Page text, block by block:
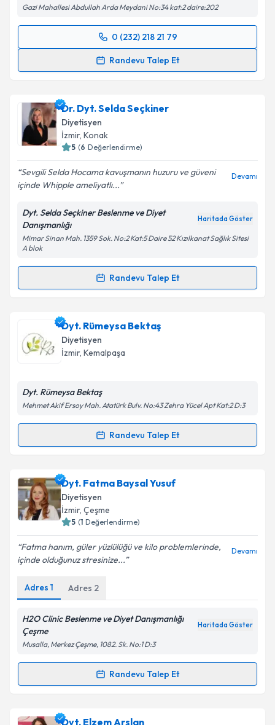
Gazi Mahallesi Abdullah Arda Meydani No:34 kat:2 daire:202
0 (232) 218 21 79
Randevu Talep Et
Randevu Takvimi Talebi
takvim hazırlandığında e-posta ile bilgilendireceğiz.
E-posta Adresiniz
Kişisel verilerimin işlenmesine ilişkin
kapsamda işlenmesini kabul ediyorum.
Dr. Dyt. Selda Seçkiner
Diyetisyen
İzmir, Konak
5 (6 Değerlendirme)
Sevgili Selda Hocama kavuşmanın huzuru ve güveni
içinde Whipple ameliyatlı...
Devamı
Dyt. Selda Seçkiner Beslenme ve Diyet
Danışmanlığı
Haritada Göster
Mimar Sinan Mah. 1359 Sok. No:2 Kat:5 Daire 52 Kızılkanat Sağlık Sitesi
A blok
Randevu Talep Et
Randevu Takvimi Talebi
Dr. Dyt. Selda Seçkineriçin randevu takvimi talebi
oluşturun. Size bu uzmandan randevu almanız için bir
takvim hazırlandığında e-posta ile bilgilendireceğiz.
Kişisel verilerimin işlenmesine ilişkin
Metni'ni okudum ve kişisel verilerimin belirtilen
Takvim Talebini Gönder
Dyt. Rümeysa Bektaş
Diyetisyen
İzmir, Kemalpaşa
Dyt. Rümeysa Bektaş
Mehmet Akif Ersoy Mah. Atatürk Bulv. No:43 Zehra Yücel Apt Kat:2 D:3
Randevu Talep Et
Randevu Takvimi Talebi
Dyt. Rümeysa Bektaşiçin randevu takvimi talebi
oluşturun. Size bu uzmandan randevu almanız için bir
takvim hazırlandığında e-posta ile bilgilendireceğiz.
Kişisel verilerimin işlenmesine ilişkin
Metni'ni okudum ve kişisel verilerimin belirtilen
kapsamda işlenmesini kabul ediyorum.
Dyt. Fatma Baysal Yusuf
Diyetisyen
İzmir, Çeşme
5 (1 Değerlendirme)
Fatma hanım, güler yüzlülüğü ve kilo problemlerinde,
içinde olduğunuz stresinize...
Devamı
Adres 1 Adres 2
H2O Clinic Beslenme ve Diyet Danışmanlığı
Çeşme
Haritada Göster
Musalla, Merkez Çeşme, 1082. Sk. No:1 D:3
Randevu Talep Et
Randevu Takvimi Talebi
Dyt. Fatma Baysal Yusuf
Dyt. Elzem Arslan